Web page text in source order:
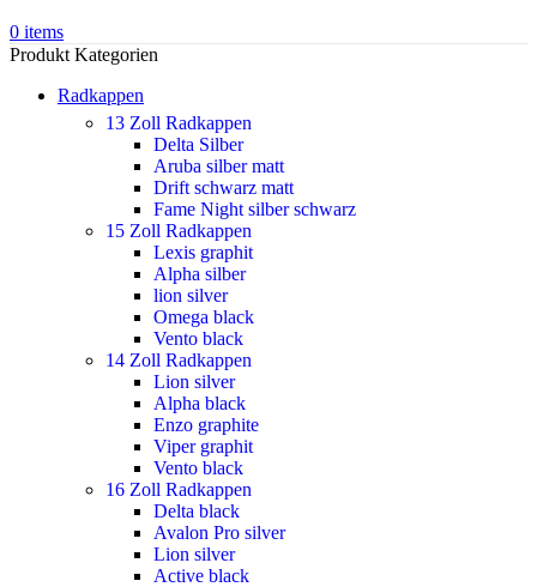
0 items
Produkt Kategorien
Radkappen
13 Zoll Radkappen
Delta Silber
Aruba silber matt
Drift schwarz matt
Fame Night silber schwarz
15 Zoll Radkappen
Lexis graphit
Alpha silber
lion silver
Omega black
Vento black
14 Zoll Radkappen
Lion silver
Alpha black
Enzo graphite
Viper graphit
Vento black
16 Zoll Radkappen
Delta black
Avalon Pro silver
Lion silver
Active black